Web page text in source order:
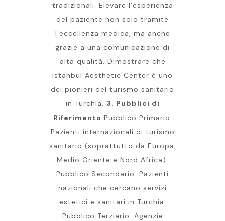
tradizionali. Elevare l’esperienza
del paziente non solo tramite
l’eccellenza medica, ma anche
grazie a una comunicazione di
alta qualità. Dimostrare che
Istanbul Aesthetic Center è uno
dei pionieri del turismo sanitario
in Turchia. 3. Pubblici di
Riferimento Pubblico Primario:
Pazienti internazionali di turismo
sanitario (soprattutto da Europa,
Medio Oriente e Nord Africa).
Pubblico Secondario: Pazienti
nazionali che cercano servizi
estetici e sanitari in Turchia.
Pubblico Terziario: Agenzie